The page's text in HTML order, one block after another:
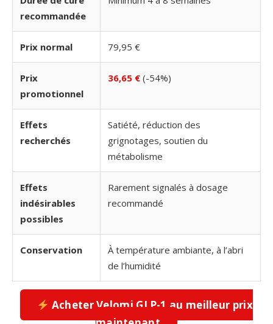
recommandée
Prix normal 79,95 €
Prix
promotionnel
36,65 € (-54%)
Effets
recherchés
Satiété, réduction des
grignotages, soutien du
métabolisme
Effets
indésirables
possibles
Rarement signalés à dosage
recommandé
Conservation
À température ambiante, à l’abri
de l’humidité
Acheter Velomi GLP-1 au meilleur prix